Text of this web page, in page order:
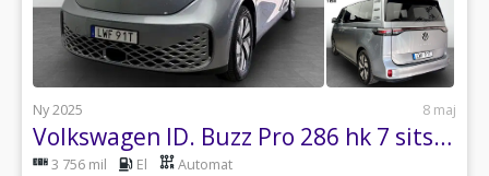
Ny 2025 8 maj
Volkswagen ID. Buzz Pro 286 hk 7 sits/Eldörrar/Drag/IQ led
3 756 mil El Automat